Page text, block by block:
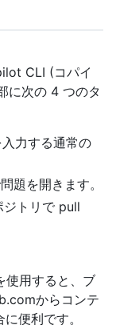
CLI (コパイ
に次の 4 つのタ
力する通常の
題を開きます。
トリで pull
使用すると、ブ
からコンテ
便利です。